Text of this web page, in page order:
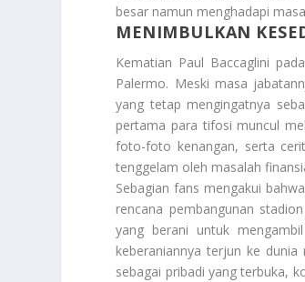
besar namun menghadapi
MENIMBULKAN
Kematian Paul Baccaglini
Palermo. Meski masa
yang tetap mengingatnya
pertama para tifosi muncul
foto-foto kenangan, serta
tenggelam oleh masalah
Sebagian fans mengakui
rencana pembangunan
yang berani untuk
keberaniannya terjun ke
sebagai pribadi yang terbuka,